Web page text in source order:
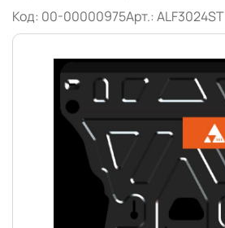
Код: 00-00000975Арт.: ALF3024ST